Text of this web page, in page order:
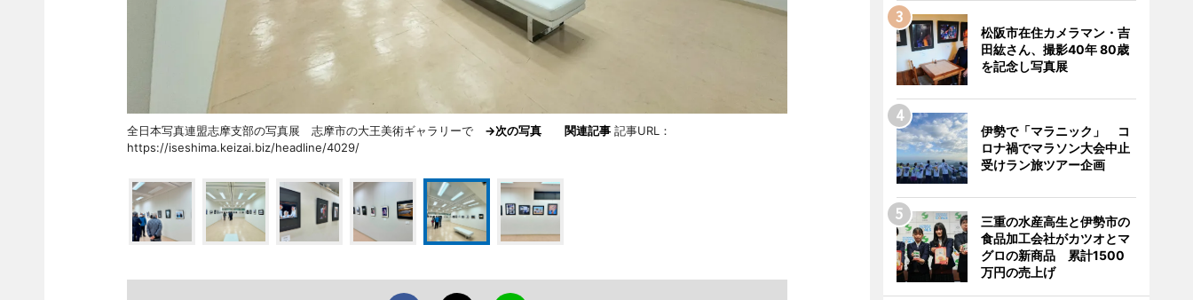
全日本写真連盟志摩支部の写真展 志摩市の大王美術ギャラリーで →次の写真 関連記事記事URL：
https://iseshima.keizai.biz/headline/4029/
松阪市在住カメラマン・吉
田紘さん、撮影40年 80歳
を記念し写真展
伊勢で「マラニック」 コ
ロナ禍でマラソン大会中止
受けラン旅ツアー企画
三重の水産高生と伊勢市の
食品加工会社がカツオとマ
グロの新商品 累計1500
万円の売上げ